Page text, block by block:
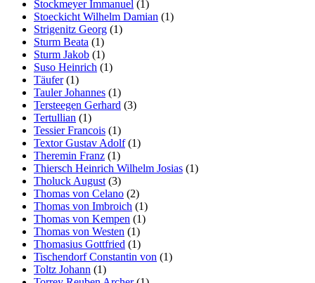
Stockmeyer Immanuel (1)
Stoeckicht Wilhelm Damian (1)
Strigenitz Georg (1)
Sturm Beata (1)
Sturm Jakob (1)
Suso Heinrich (1)
Täufer(1)
Tauler Johannes (1)
Tersteegen Gerhard (3)
Tertullian (1)
Tessier Francois (1)
Textor Gustav Adolf(1)
Theremin Franz (1)
Thiersch Heinrich Wilhelm Josias (1)
Tholuck August (3)
Thomas von Celano (2)
Thomas von Imbroich (1)
Thomas von Kempen (1)
Thomas von Westen (1)
Thomasius Gottfried (1)
Tischendorf Constantin von (1)
Toltz Johann (1)